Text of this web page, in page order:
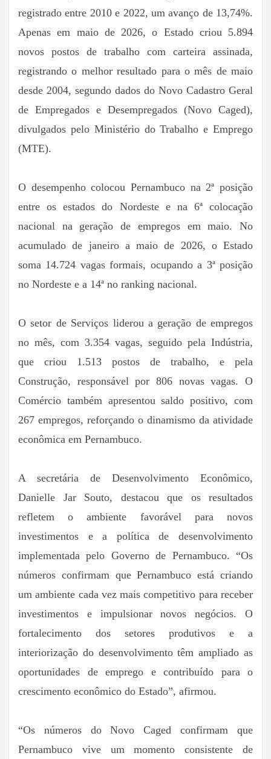
registrado entre 2010 e 2022, um avanço de 13,74%.
Apenas em maio de 2026, o Estado criou 5.894
novos postos de trabalho com carteira assinada,
registrando o melhor resultado para o mês de maio
desde 2004, segundo dados do Novo Cadastro Geral
de Empregados e Desempregados (Novo Caged),
divulgados pelo Ministério do Trabalho e Emprego
(MTE).
O desempenho colocou Pernambuco na 2ª posição
entre os estados do Nordeste e na 6ª colocação
nacional na geração de empregos em maio. No
acumulado de janeiro a maio de 2026, o Estado
soma 14.724 vagas formais, ocupando a 3ª posição
no Nordeste e a 14ª no ranking nacional.
O setor de Serviços liderou a geração de empregos
no mês, com 3.354 vagas, seguido pela Indústria,
que criou 1.513 postos de trabalho, e pela
Construção, responsável por 806 novas vagas. O
Comércio também apresentou saldo positivo, com
267 empregos, reforçando o dinamismo da atividade
econômica em Pernambuco.
A secretária de Desenvolvimento Econômico,
Danielle Jar Souto, destacou que os resultados
refletem o ambiente favorável para novos
investimentos e a política de desenvolvimento
implementada pelo Governo de Pernambuco. “Os
números confirmam que Pernambuco está criando
um ambiente cada vez mais competitivo para receber
investimentos e impulsionar novos negócios. O
fortalecimento dos setores produtivos e a
interiorização do desenvolvimento têm ampliado as
oportunidades de emprego e contribuído para o
crescimento econômico do Estado”, afirmou.
“Os números do Novo Caged confirmam que
Pernambuco vive um momento consistente de